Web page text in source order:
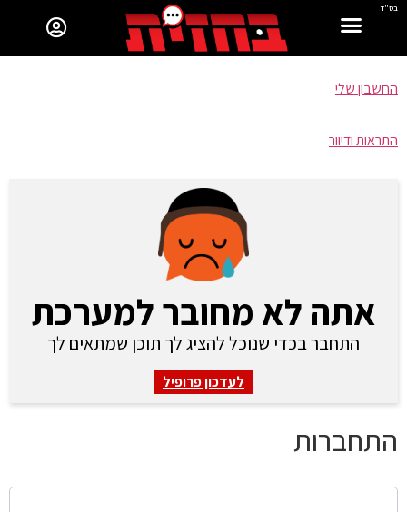
בס"ד
החשבון שלי
התראות ודיוור
אתה לא מחובר למערכת
התחבר בכדי שנוכל להציג לך תוכן שמתאים לך
לעדכון פרופיל
התחברות